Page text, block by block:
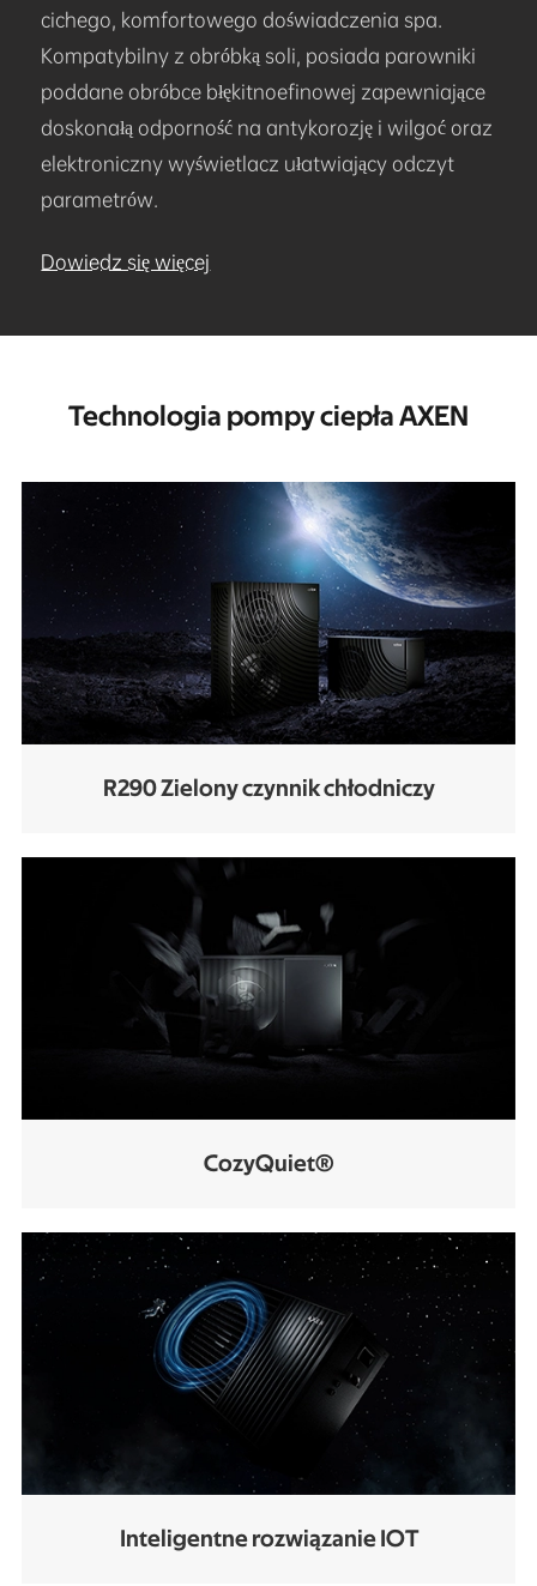
cichego, komfortowego doświadczenia spa.
Kompatybilny z obróbką soli, posiada parowniki
poddane obróbce błękitnoefinowej zapewniające
doskonałą odporność na antykorozję i wilgoć oraz
elektroniczny wyświetlacz ułatwiający odczyt
parametrów.
Dowiedz się więcej
Technologia pompy ciepła AXEN
R290 Zielony czynnik chłodniczy
CozyQuiet®
Inteligentne rozwiązanie IOT